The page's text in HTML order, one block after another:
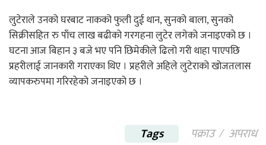
लुटेराले उनको घरबाट नाकको फुली दुई थान, सुनको बाला, सुनको
सिक्रीसहित रु पाँच लाख बढीको गरगहना लुटेर लगेको जनाइएको छ ।
घटना आज बिहान ३ बजे भए पनि छिमेकीले ढिलो गरी थाहा पाएपछि
प्रहरीलाई जानकारी गराएका थिए । प्रहरीले अहिले लुटेराको खोजतलास
व्यापकरुपमा गरिरहेको जनाइएको छ ।
Tags पक्राउ अपराध